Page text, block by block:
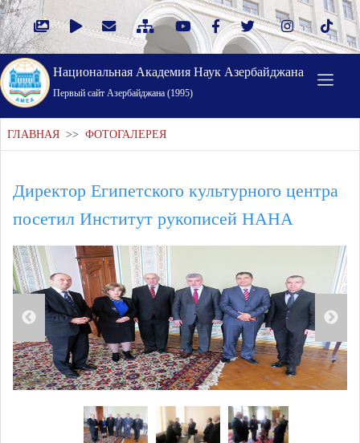
Национальная Академия Наук Азербайджана
Первый cайт Азербайджана (1995)
ГЛАВНАЯ >> ФОТОГАЛЕРЕЯ
Директор Египетского культурного центра
посетил Институт рукописей НАНА